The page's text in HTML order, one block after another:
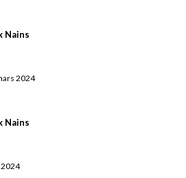
Nains
2024
Nains